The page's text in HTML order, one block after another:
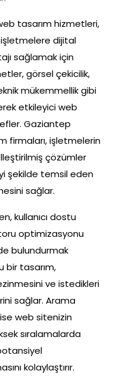
tasarım hizmetleri,
dijital
sağlamak için
görsel çekicilik,
mükemmellik gibi
etkileyici web
Gaziantep
firmaları, işletmelerin
çözümler
şekilde temsil eden
sağlar.
kullanıcı dostu
optimizasyonu
bulundurmak
bir tasarım,
ve istedikleri
sağlar. Arama
web sitenizin
sıralamalarda
kolaylaştırır.